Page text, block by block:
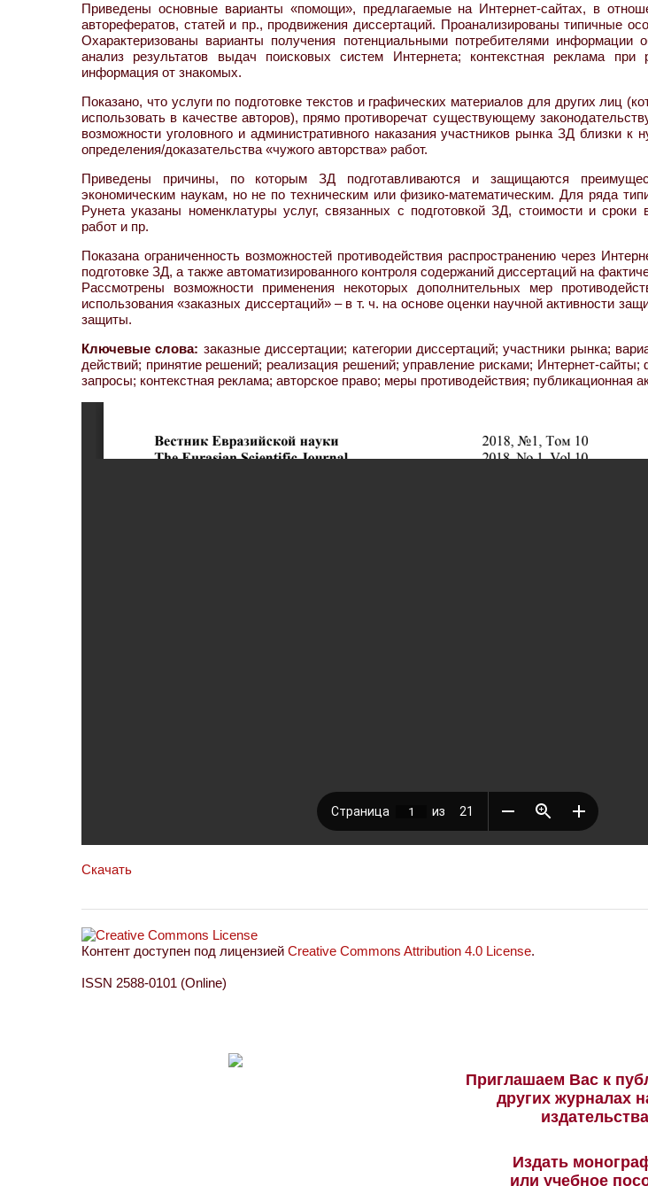
Приведены основные варианты «помощи», предлагаемые на Интернет-сайтах, в
авторефератов, статей и пр., продвижения диссертаций. Проанализированы типичные
Охарактеризованы варианты получения потенциальными потребителями информации
анализ результатов выдач поисковых систем Интернета; контекстная реклама
информация от знакомых.
Показано, что услуги по подготовке текстов и графических материалов для других лиц
использовать в качестве авторов), прямо противоречат существующему
возможности уголовного и административного наказания участников рынка ЗД близки к
определения/доказательства «чужого авторства» работ.
Приведены причины, по которым ЗД подготавливаются и защищаются
экономическим наукам, но не по техническим или физико-математическим. Для ряда
Рунета указаны номенклатуры услуг, связанных с подготовкой ЗД, стоимости и сроки
работ и пр.
Показана ограниченность возможностей противодействия распространению через
подготовке ЗД, а также автоматизированного контроля содержаний диссертаций на
Рассмотрены возможности применения некоторых дополнительных мер
использования «заказных диссертаций» – в т. ч. на основе оценки научной активности
защиты.
Ключевые слова: заказные диссертации; категории диссертаций; участники рынка;
действий; принятие решений; реализация решений; управление рисками; Интернет-сайты;
запросы; контекстная реклама; авторское право; меры противодействия; публикационная
Скачать
Контент доступен под лицензией Creative Commons Attribution 4.0 License.
ISSN 2588-0101 (Online)
Приглашаем Вас к
других журналах
издательства
Издать
или учебное